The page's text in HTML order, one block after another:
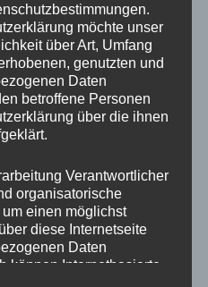
Stefanie nach deren
Harald Seeberger
Tod für sein
möchte unser
über Art, Umfang
genutzten und
Daten
betroffene Personen
über die ihnen
Verantwortlicher
organisatorische
einen möglichst
diese Internetseite
Daten
können Internetbasierte